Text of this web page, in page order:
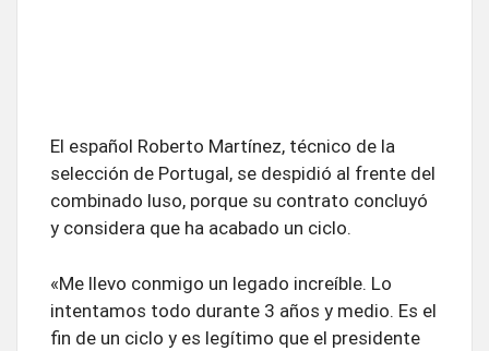
El español Roberto Martínez, técnico de la
selección de Portugal, se despidió al frente del
combinado luso, porque su contrato concluyó
y considera que ha acabado un ciclo.
«Me llevo conmigo un legado increíble. Lo
intentamos todo durante 3 años y medio. Es el
fin de un ciclo y es legítimo que el presidente